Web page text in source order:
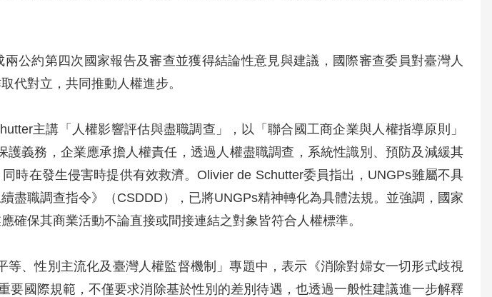
公約第四次國家報告及審查並獲得結論性意見與建議，國際審查委員對臺灣人
代對立，共同推動人權進步。
主講「人權影響評估與盡職調查」，以「聯合國工商企業與人權指導原則」
護義務，企業應承擔人權責任，透過人權盡職調查，系統性識別、預防及減緩其
時在發生侵害時提供有效救濟。Olivier de Schutter委員指出，UNGPs雖屬不具
盡職調查指令》（CSDDD），已將UNGPs精神轉化為具體法規。並強調，國家
確保其商業活動不論直接或間接連結之對象皆符合人權標準。
等、性別主流化及臺灣人權監督機制」專題中，表示《消除對婦女一切形式歧視
要國際規範，不僅要求消除基於性別的差別待遇，也透過一般性建議進一步解釋